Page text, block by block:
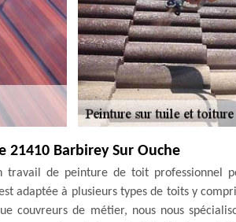
Barbirey Sur Ouche
travail de peinture de toit professionnel
adaptée à plusieurs types de toits y
couvreurs de métier, nous nous